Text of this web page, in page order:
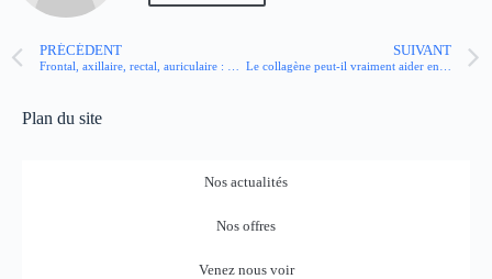
PRÉCÉDENT SUIVANT
Plan du site
Nos actualités
Nos offres
Venez nous voir